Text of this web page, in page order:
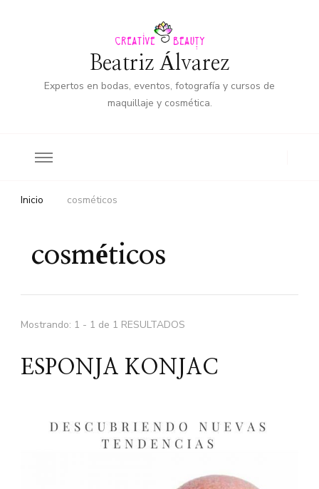
Beatriz Álvarez
Expertos en bodas, eventos, fotografía y cursos de
maquillaje y cosmética.
Inicio cosméticos
cosméticos
Mostrando: 1 - 1 de 1 RESULTADOS
ESPONJA KONJAC